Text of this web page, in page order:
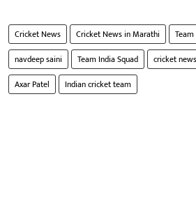
Cricket News Cricket News in Marathi
navdeep saini
Team India Squad cricket
Axar Patel
Indian cricket team